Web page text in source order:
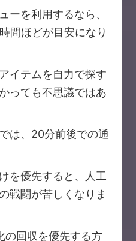
ーを利用するなら、
間ほどが目安になり
イテムを自力で探す
っても不思議ではあ
は、20分前後での通
を優先すると、人工
戦闘が苦しくなりま
の回収を優先する方